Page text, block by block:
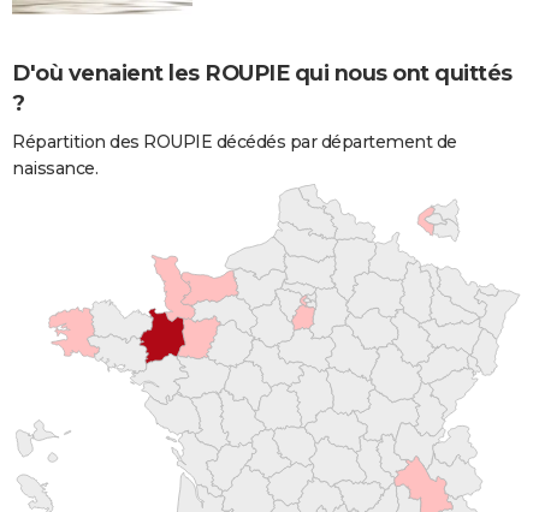
D'où venaient les ROUPIE qui nous ont quittés
?
Répartition des ROUPIE décédés par département de
naissance.